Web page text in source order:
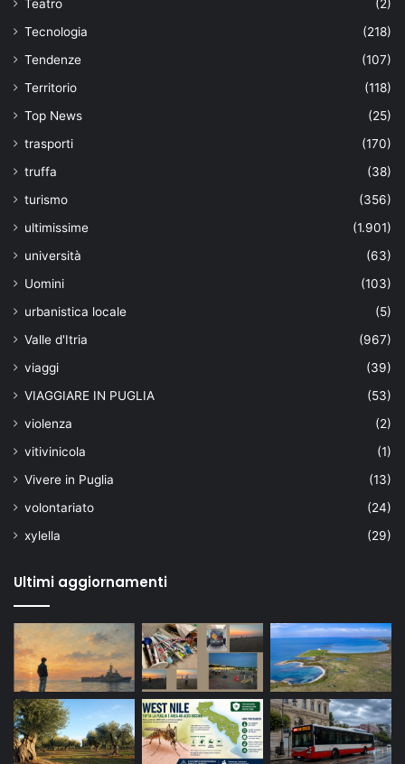
Teatro
(2)
Tecnologia
(218)
Tendenze
(107)
Territorio
(118)
Top News
(25)
trasporti
(170)
truffa
(38)
turismo
(356)
ultimissime
(1.901)
università
(63)
Uomini
(103)
urbanistica locale
(5)
Valle d'Itria
(967)
viaggi
(39)
VIAGGIARE IN PUGLIA
(53)
violenza
(2)
vitivinicola
(1)
Vivere in Puglia
(13)
volontariato
(24)
xylella
(29)
Ultimi aggiornamenti